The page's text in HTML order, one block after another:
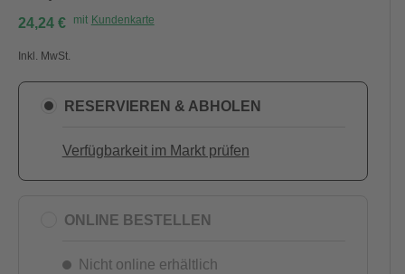
24,24 € mit Kundenkarte
Inkl. MwSt.
RESERVIEREN & ABHOLEN
Verfügbarkeit im Markt prüfen
ONLINE BESTELLEN
Nicht online erhältlich